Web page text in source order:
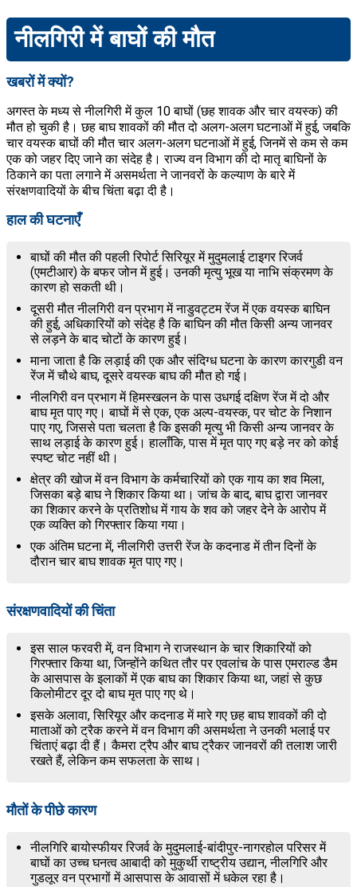
नीलगिरी में बाघों की मौत
खबरों में क्यों?
अगस्त के मध्य से नीलगिरी में कुल 10 बाघों (छह शावक और चार वयस्क) की
मौत हो चुकी है। छह बाघ शावकों की मौत दो अलग-अलग घटनाओं में हुई, जबकि
चार वयस्क बाघों की मौत चार अलग-अलग घटनाओं में हुई, जिनमें से कम से कम
एक को जहर दिए जाने का संदेह है। राज्य वन विभाग की दो मातृ बाघिनों के
ठिकाने का पता लगाने में असमर्थता ने जानवरों के कल्याण के बारे में
संरक्षणवादियों के बीच चिंता बढ़ा दी है।
हाल की घटनाएँ
बाघों की मौत की पहली रिपोर्ट सिरियूर में मुदुमलाई टाइगर रिजर्व
(एमटीआर) के बफर जोन में हुई। उनकी मृत्यु भूख या नाभि संक्रमण के
कारण हो सकती थी।
दूसरी मौत नीलगिरी वन प्रभाग में नाडुवट्टम रेंज में एक वयस्क बाघिन
की हुई, अधिकारियों को संदेह है कि बाघिन की मौत किसी अन्य जानवर
से लड़ने के बाद चोटों के कारण हुई।
माना जाता है कि लड़ाई की एक और संदिग्ध घटना के कारण कारगुडी वन
रेंज में चौथे बाघ, दूसरे वयस्क बाघ की मौत हो गई।
नीलगिरी वन प्रभाग में हिमस्खलन के पास उधगई दक्षिण रेंज में दो और
बाघ मृत पाए गए। बाघों में से एक, एक अल्प-वयस्क, पर चोट के निशान
पाए गए, जिससे पता चलता है कि इसकी मृत्यु भी किसी अन्य जानवर के
साथ लड़ाई के कारण हुई। हालाँकि, पास में मृत पाए गए बड़े नर को कोई
स्पष्ट चोट नहीं थी।
क्षेत्र की खोज में वन विभाग के कर्मचारियों को एक गाय का शव मिला,
जिसका बड़े बाघ ने शिकार किया था। जांच के बाद, बाघ द्वारा जानवर
का शिकार करने के प्रतिशोध में गाय के शव को जहर देने के आरोप में
एक व्यक्ति को गिरफ्तार किया गया।
एक अंतिम घटना में, नीलगिरी उत्तरी रेंज के कदनाड में तीन दिनों के
दौरान चार बाघ शावक मृत पाए गए।
संरक्षणवादियों की चिंता
इस साल फरवरी में, वन विभाग ने राजस्थान के चार शिकारियों को
गिरफ्तार किया था, जिन्होंने कथित तौर पर एवलांच के पास एमराल्ड डैम
के आसपास के इलाकों में एक बाघ का शिकार किया था, जहां से कुछ
किलोमीटर दूर दो बाघ मृत पाए गए थे।
इसके अलावा, सिरियूर और कदनाड में मारे गए छह बाघ शावकों की दो
माताओं को ट्रैक करने में वन विभाग की असमर्थता ने उनकी भलाई पर
चिंताएं बढ़ा दी हैं। कैमरा ट्रैप और बाघ ट्रैकर जानवरों की तलाश जारी
रखते हैं, लेकिन कम सफलता के साथ।
मौतों के पीछे कारण
नीलगिरि बायोस्फीयर रिजर्व के मुदुमलाई-बांदीपुर-नागरहोल परिसर में
बाघों का उच्च घनत्व आबादी को मुकुर्थी राष्ट्रीय उद्यान, नीलगिरि और
गुडलूर वन प्रभागों में आसपास के आवासों में धकेल रहा है।